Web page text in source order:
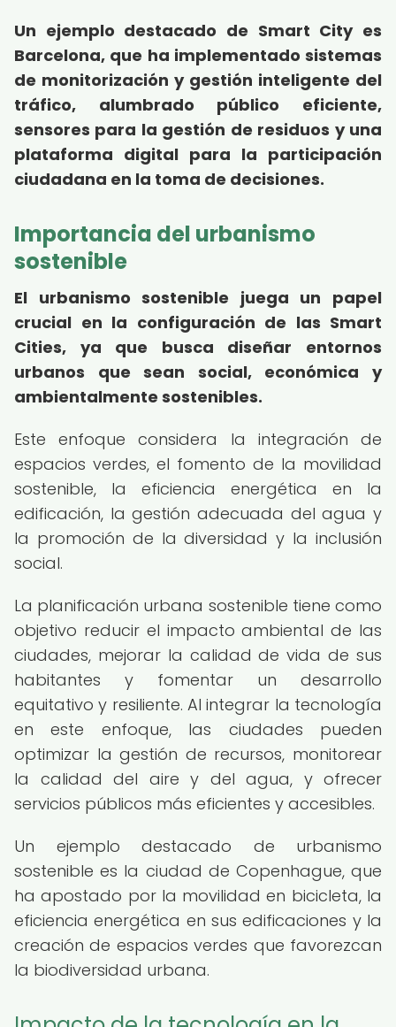
Un ejemplo destacado de Smart City es
Barcelona, que ha implementado sistemas
de monitorización y gestión inteligente del
tráfico, alumbrado público eficiente,
sensores para la gestión de residuos y una
plataforma digital para la participación
ciudadana en la toma de decisiones.
Importancia del urbanismo
sostenible
El urbanismo sostenible juega un papel
crucial en la configuración de las Smart
Cities, ya que busca diseñar entornos
urbanos que sean social, económica y
ambientalmente sostenibles.
Este enfoque considera la integración de
espacios verdes, el fomento de la movilidad
sostenible, la eficiencia energética en la
edificación, la gestión adecuada del agua y
la promoción de la diversidad y la inclusión
social.
La planificación urbana sostenible tiene como
objetivo reducir el impacto ambiental de las
ciudades, mejorar la calidad de vida de sus
habitantes y fomentar un desarrollo
equitativo y resiliente. Al integrar la tecnología
en este enfoque, las ciudades pueden
optimizar la gestión de recursos, monitorear
la calidad del aire y del agua, y ofrecer
servicios públicos más eficientes y accesibles.
Un ejemplo destacado de urbanismo
sostenible es la ciudad de Copenhague, que
ha apostado por la movilidad en bicicleta, la
eficiencia energética en sus edificaciones y la
creación de espacios verdes que favorezcan
la biodiversidad urbana.